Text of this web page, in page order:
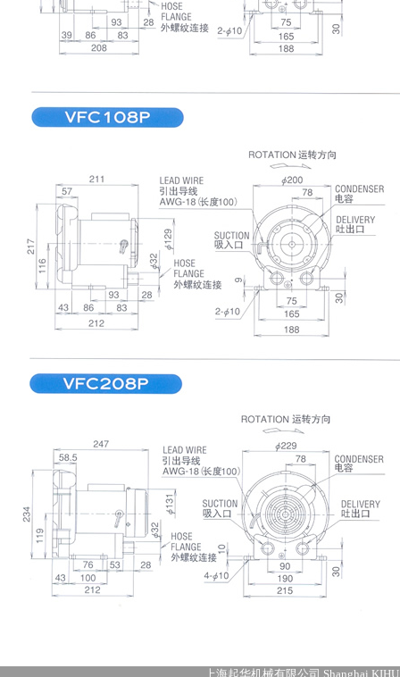
上海起华机械有限公司 Shanghai